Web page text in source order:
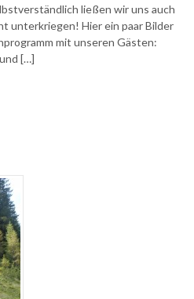
ließen wir uns auch
unterkriegen! Hier ein paar Bilder
mit unseren Gästen:
[…]